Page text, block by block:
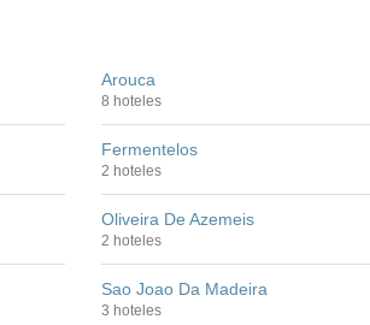
Arouca
8 hoteles
Fermentelos
2 hoteles
Oliveira De Azemeis
2 hoteles
Sao Joao Da Madeira
3 hoteles